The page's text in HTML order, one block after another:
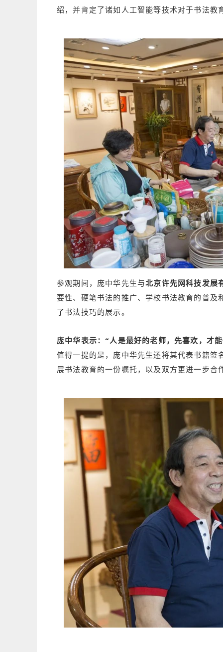
绍，并肯定了诸如人工智能等技术对于书法教
参观期间，庞中华先生与北京许先网科技发展
要性、硬笔书法的推广、学校书法教育的普
了书法技巧的展示。
庞中华表示：“人是最好的老师，先喜欢，才
值得一提的是，庞中华先生还将其代表书籍
展书法教育的一份嘱托，以及双方更进一步合